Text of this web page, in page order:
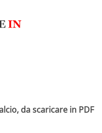
da scaricare in PDF